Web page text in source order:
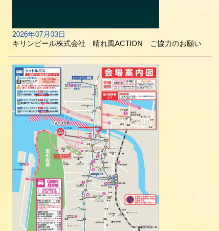
2026年07月03日
キリンビール株式会社 晴れ風ACTION ご協力のお願い